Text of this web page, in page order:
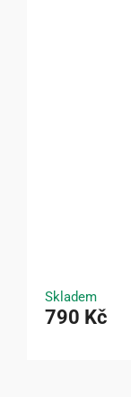
Skladem
790 Kč